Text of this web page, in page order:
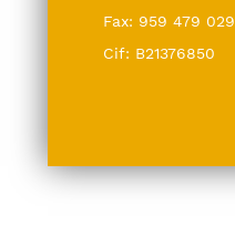
Fax: 959 479 029
Cif: B21376850